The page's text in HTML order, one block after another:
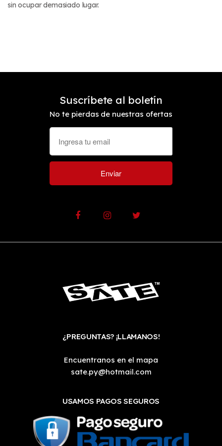
sin ocupar demasiado lugar.
Suscríbete al boletín
No te pierdas de nuestras ofertas
Enviar
¿PREGUNTAS? ¡LLAMANOS!
Encuentranos en el mapa
sate.py@hotmail.com
USAMOS PAGOS SEGUROS